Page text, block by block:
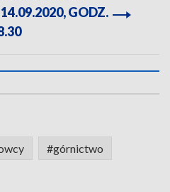
GODZ.
#górnictwo